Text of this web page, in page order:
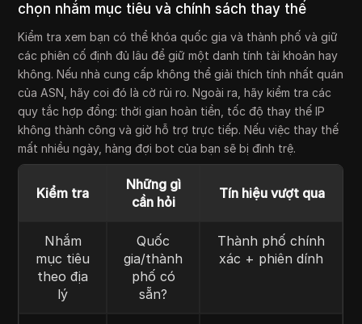
chọn nhắm mục tiêu và chính sách thay thế
Kiểm tra xem bạn có thể khóa quốc gia và thành phố và giữ
các phiên cố định đủ lâu để giữ một danh tính tài khoản hay
không. Nếu nhà cung cấp không thể giải thích tính nhất quán
của ASN, hãy coi đó là cờ rủi ro. Ngoài ra, hãy kiểm tra các
quy tắc hợp đồng: thời gian hoàn tiền, tốc độ thay thế IP
không thành công và giờ hỗ trợ trực tiếp. Nếu việc thay thế
mất nhiều ngày, hàng đợi bot của bạn sẽ bị đình trệ.
Kiểm tra
Những gì
cần hỏi
Tín hiệu vượt qua
Nhắm
mục tiêu
theo địa
lý
Quốc
gia/thành
phố có
sẵn?
Thành phố chính
xác + phiên dính